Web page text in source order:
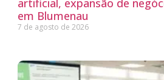
em Blumenau
7 de agosto de 2026